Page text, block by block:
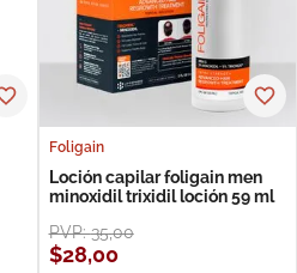
Foligain
Loción capilar foligain men
minoxidil trixidil loción 59 ml
PVP:35,00
$28,00